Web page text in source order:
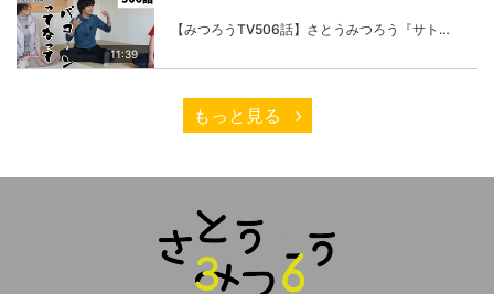
11:39
【みつろうTV506話】さとうみつろう『サトレル男塾』編②「不思議な棒をお尻に…」
もっと見る